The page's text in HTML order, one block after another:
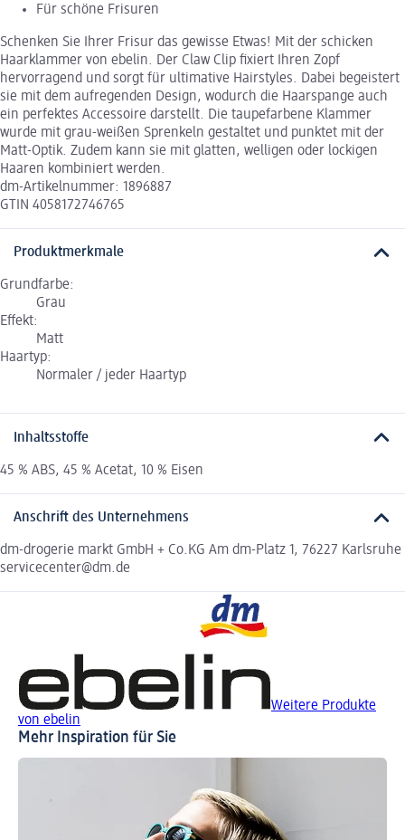
Für schöne Frisuren
Schenken Sie Ihrer Frisur das gewisse Etwas! Mit der schicken
Haarklammer von ebelin. Der Claw Clip fixiert Ihren Zopf
hervorragend und sorgt für ultimative Hairstyles. Dabei begeistert
sie mit dem aufregenden Design, wodurch die Haarspange auch
ein perfektes Accessoire darstellt. Die taupefarbene Klammer
wurde mit grau-weißen Sprenkeln gestaltet und punktet mit der
Matt-Optik. Zudem kann sie mit glatten, welligen oder lockigen
Haaren kombiniert werden.
dm-Artikelnummer: 1896887
GTIN 4058172746765
Produktmerkmale
Grundfarbe:
Grau
Effekt:
Matt
Haartyp:
Normaler / jeder Haartyp
Inhaltsstoffe
45 % ABS, 45 % Acetat, 10 % Eisen
Anschrift des Unternehmens
dm-drogerie markt GmbH + Co.KG Am dm-Platz 1, 76227 Karlsruhe
servicecenter@dm.de
Weitere Produkte
von ebelin
Mehr Inspiration für Sie